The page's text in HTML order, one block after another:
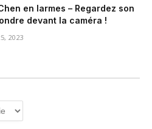
en larmes – Regardez son
devant la caméra !
2023